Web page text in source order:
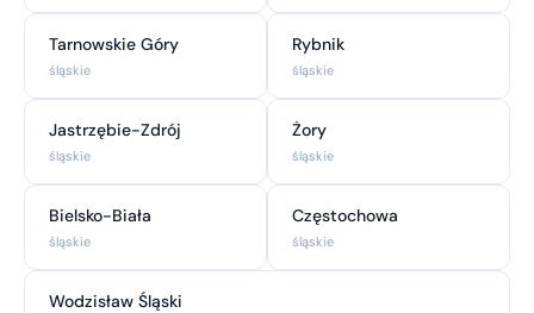
Tarnowskie Góry
śląskie
Rybnik
śląskie
Jastrzębie-Zdrój
śląskie
Żory
śląskie
Bielsko-Biała
śląskie
Częstochowa
śląskie
Wodzisław Śląski